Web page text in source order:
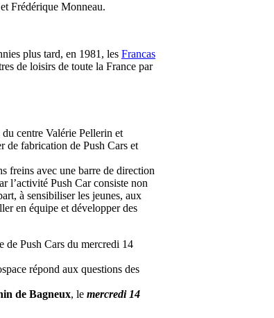
Frédérique Monneau.
plus tard, en 1981, les Francas
de loisirs de toute la France par
centre Valérie Pellerin et
de fabrication de Push Cars et
freins avec une barre de direction
l’activité Push Car consiste non
à sensibiliser les jeunes, aux
en équipe et développer des
de Push Cars du mercredi 14
répond aux questions des
de Bagneux, le mercredi 14